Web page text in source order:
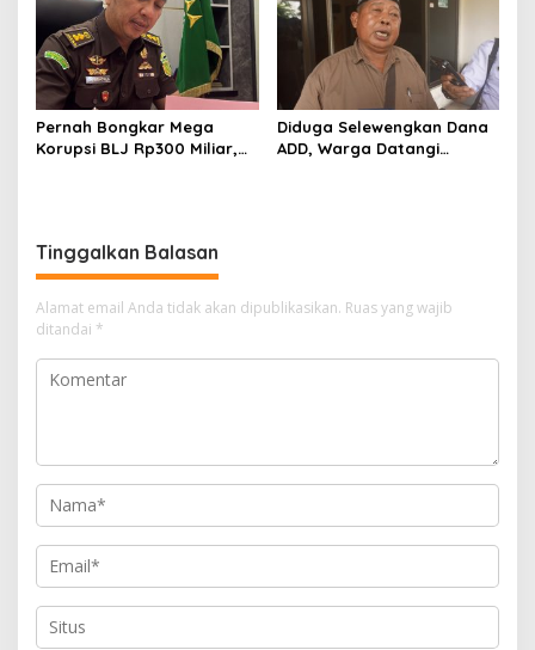
Bakti Sosial Kesehatan Di
Bengkalis.
Pernah Bongkar Mega
Korupsi BLJ Rp300 Miliar,
Diduga Selewengkan Dana
ADD, Warga Datangi
Tinggalkan Balasan
Alamat email Anda tidak akan dipublikasikan. Ruas yang wajib
ditandai *